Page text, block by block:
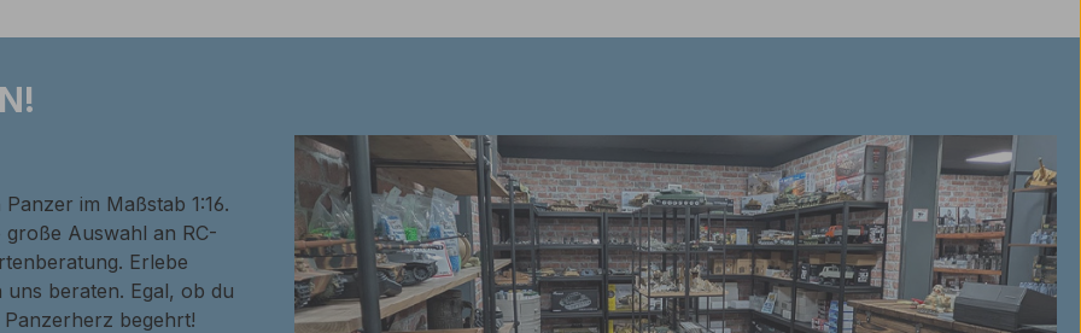
im Maßstab 1:16.
Auswahl an RC-
Erlebe
beraten. Egal, ob du
begehrt!